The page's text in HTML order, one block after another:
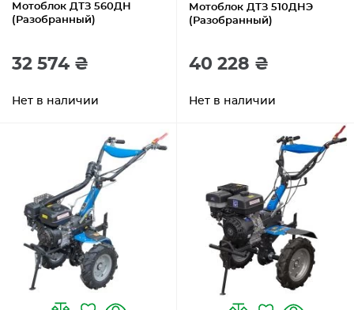
Мотоблок ДТЗ 560ДН
(Разобранный)
32 574 ₴
Нет в наличии
Мотоблок ДТЗ 510ДНЭ
(Разобранный)
40 228 ₴
Нет в наличии